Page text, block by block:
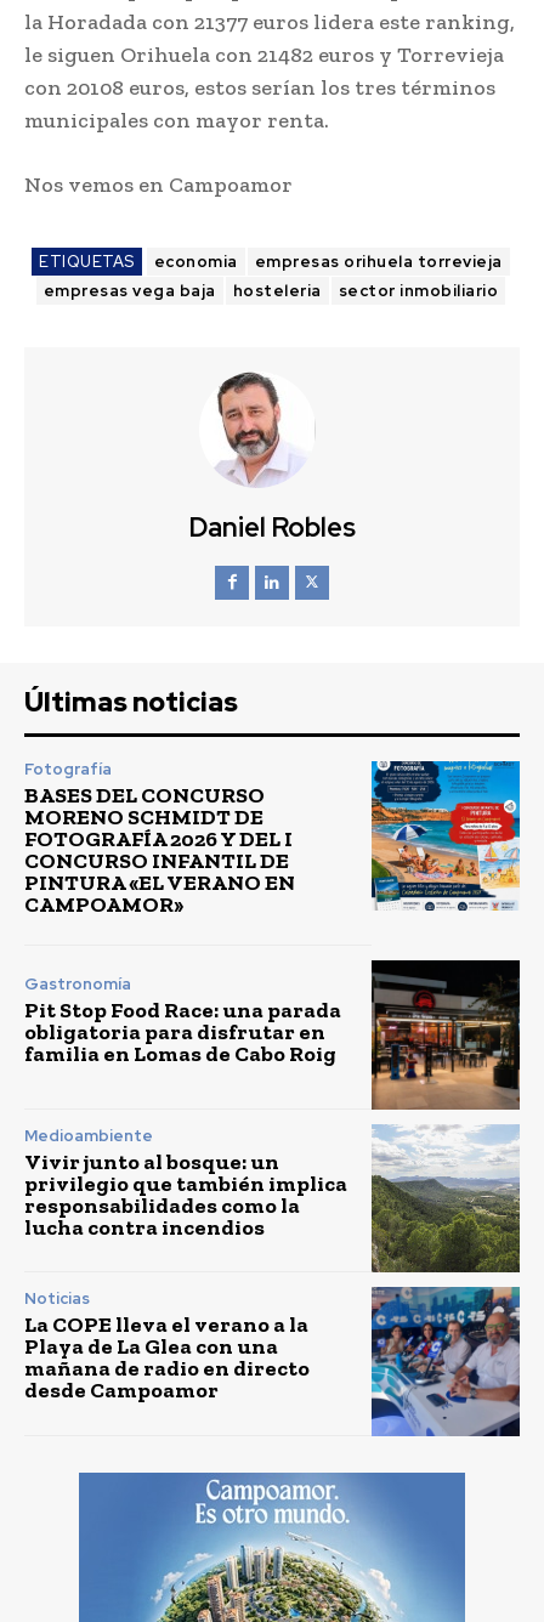
la Horadada con 21377 euros lidera este ranking,
le siguen Orihuela con 21482 euros y Torrevieja
con 20108 euros, estos serían los tres términos
municipales con mayor renta.
Nos vemos en Campoamor
ETIQUETAS economia
empresas orihuela torrevieja
empresas vega baja
hosteleria sector inmobiliario
Daniel Robles
Últimas noticias
Fotografía
BASES DEL CONCURSO
MORENO SCHMIDT DE
FOTOGRAFÍA 2026 Y DEL I
CONCURSO INFANTIL DE
PINTURA «EL VERANO EN
CAMPOAMOR»
Gastronomía
Pit Stop Food Race: una parada
obligatoria para disfrutar en
familia en Lomas de Cabo Roig
Medioambiente
Vivir junto al bosque: un
privilegio que también implica
responsabilidades como la
lucha contra incendios
Noticias
La COPE lleva el verano a la
Playa de La Glea con una
mañana de radio en directo
desde Campoamor